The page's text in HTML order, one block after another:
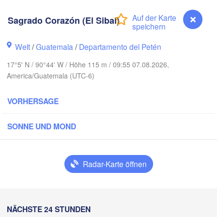
Sagrado Corazón (El Sibal)
Welt/Guatemala /Departamento del Petén
17°5' N / 90°44' W / Höhe 115 m / 09:55 07.08.2026,
America/Guatemala (UTC-6)
VORHERSAGE
SONNE UND MOND
Radar-Karte öffnen
NÄCHSTE 24 STUNDEN
Ciudad del Carmen
Sagrado Corazón (El Sibal)